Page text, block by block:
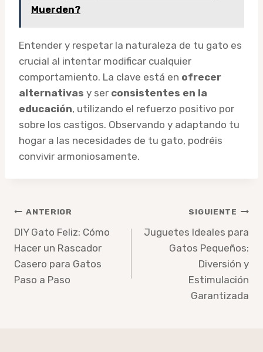
Muerden?
Entender y respetar la naturaleza de tu gato es
crucial al intentar modificar cualquier
comportamiento. La clave está en ofrecer
alternativas y ser consistentes en la
educación, utilizando el refuerzo positivo por
sobre los castigos. Observando y adaptando tu
hogar a las necesidades de tu gato, podréis
convivir armoniosamente.
Navegación
de
entradas
ANTERIOR
DIY Gato Feliz: Cómo
Hacer un Rascador
Casero para Gatos
Paso a Paso
SIGUIENTE
Juguetes Ideales para
Gatos Pequeños:
Diversión y
Estimulación
Garantizada